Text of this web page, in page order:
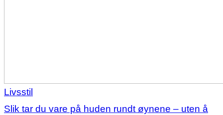
Livsstil
Slik tar du vare på huden rundt øynene – uten å